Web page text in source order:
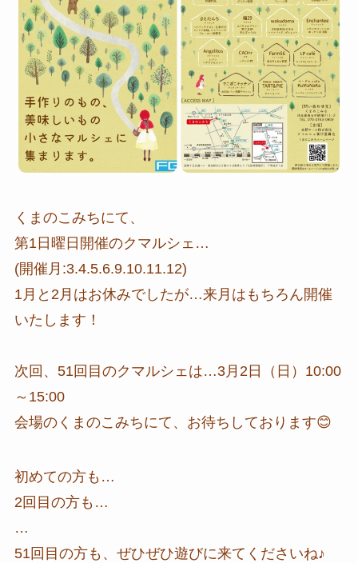
くまのこみちにて、
第1日曜日開催のクマルシェ…
(開催月:3.4.5.6.9.10.11.12)
1月と2月はお休みでしたが…来月はもちろん開催
いたします！
次回、51回目のクマルシェは…3月2日（日）10:00
～15:00
会場のくまのこみちにて、お待ちしております😊
初めての方も…
2回目の方も…
…
51回目の方も、ぜひぜひ遊びに来てくださいね♪